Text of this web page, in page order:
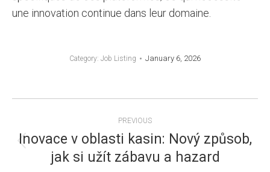
une innovation continue dans leur domaine.
Category: Job Listing January 6, 2026
NAVIGATION
PREVIOUS
post:
Inovace v oblasti kasin: Nový způsob,
jak si užít zábavu a hazard